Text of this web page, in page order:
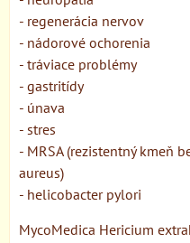
- regenerácia nervov
- nádorové ochorenia
- tráviace problémy
- gastritídy
- únava
- stres
- MRSA (rezistentný kmeň
aureus)
- helicobacter pylori
MycoMedica Hericium